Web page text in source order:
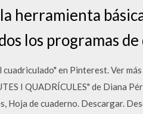
herramienta
los programas de
en Pinterest. Ver
I QUADRÍCULES" de Diana
Hoja de cuaderno. Descargar.